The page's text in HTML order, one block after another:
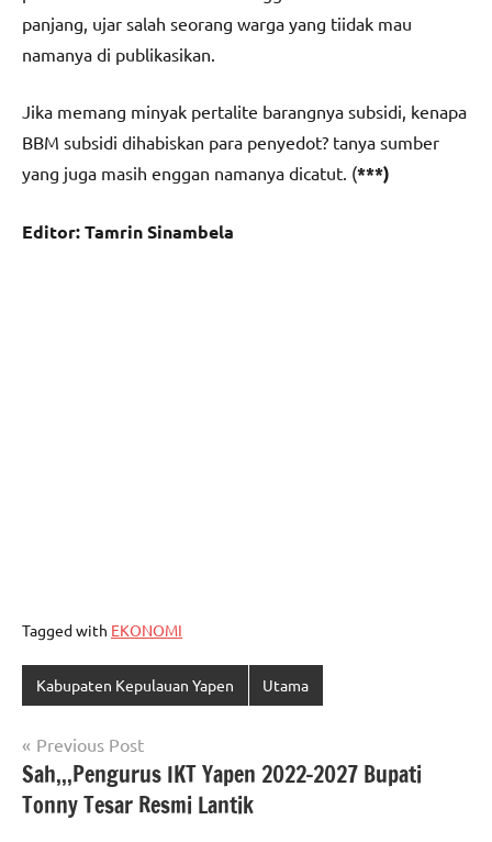
panjang, ujar salah seorang warga yang tiidak mau
namanya di publikasikan.
Jika memang minyak pertalite barangnya subsidi, kenapa
BBM subsidi dihabiskan para penyedot? tanya sumber
yang juga masih enggan namanya dicatut. (***)
Editor: Tamrin Sinambela
Tagged with EKONOMI
Kabupaten Kepulauan Yapen Utama
Navigasi
pos
Previous Post
Sah,,,Pengurus IKT Yapen 2022-2027 Bupati
Tonny Tesar Resmi Lantik